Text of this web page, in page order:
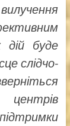
дій буде
слідчо-